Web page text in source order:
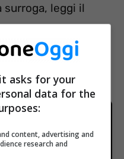
leggi il
104? Facciamo
asks for your
data for the
content, advertising and
research and